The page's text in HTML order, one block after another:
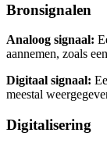
Bronsignalen
Analoog signaal:
aannemen, zoals
Digitaal signaal:
meestal
Digitalisering